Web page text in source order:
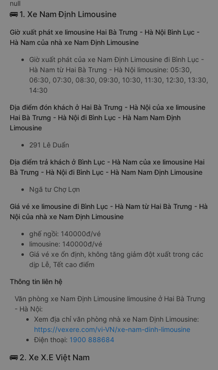
null
🚌 1. Xe Nam Định Limousine
Giờ xuất phát xe limousine Hai Bà Trưng - Hà Nội Bình Lục -
Hà Nam của nhà xe Nam Định Limousine
Giờ xuất phát của xe Nam Định Limousine đi Bình Lục -
Hà Nam từ Hai Bà Trưng - Hà Nội limousine: 05:30,
06:30, 07:30, 08:30, 09:30, 10:30, 11:30, 12:30, 13:30,
14:30
Địa điểm đón khách ở Hai Bà Trưng - Hà Nội của xe limousine
Hai Bà Trưng - Hà Nội đi Bình Lục - Hà Nam Nam Định
Limousine
291 Lê Duẩn
Địa điểm trả khách ở Bình Lục - Hà Nam của xe limousine Hai
Bà Trưng - Hà Nội đi Bình Lục - Hà Nam Nam Định Limousine
Ngã tư Chợ Lợn
Giá vé xe limousine đi Bình Lục - Hà Nam từ Hai Bà Trưng - Hà
Nội của nhà xe Nam Định Limousine
ghế ngồi: 140000đ/vé
limousine: 140000đ/vé
Giá vé xe ổn định, không tăng giảm đột xuất trong các
dịp Lễ, Tết cao điểm
Thông tin liên hệ
Văn phòng xe Nam Định Limousine limousine ở Hai Bà Trưng
- Hà Nội:
Xem địa chỉ văn phòng nhà xe Nam Định Limousine:
https://vexere.com/vi-VN/xe-nam-dinh-limousine
Điện thoại: 1900 888684
🚌 2. Xe X.E Việt Nam